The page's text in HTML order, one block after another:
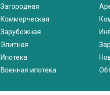
Загородная
Коммерческая
Зарубежная
Элитная
Ипотека
Военная ипотека